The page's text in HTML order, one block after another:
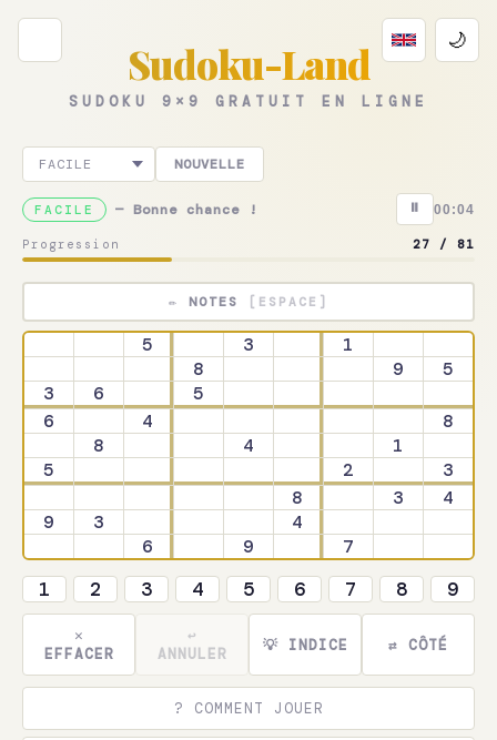
🌙
📅
🧒
🎯
🖨️
📖
🧠
💬
Sudoku-Land
SUDOKU 9×9 GRATUIT EN LIGNE
NOUVELLE
FACILE — Bonne chance ! ⏸ 00:04
Progression 27 / 81
✏ NOTES [ESPACE]
5 3
1
8
9
5
3
6
5
6
4
8
8
4
1
5
2
3
8
3
4
9
3
4
6
9 7
1 2 3 4 5 6 7 8 9
✕
EFFACER
↩
ANNULER
💡 INDICE ⇄ CÔTÉ
? COMMENT JOUER